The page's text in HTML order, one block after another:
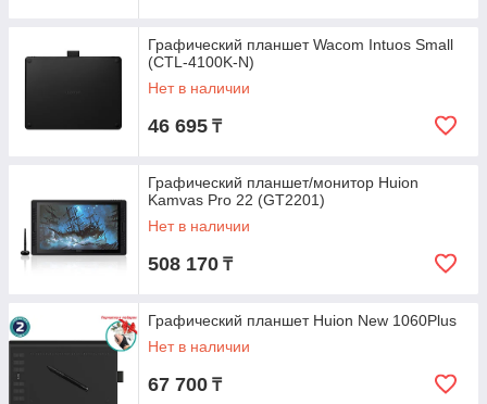
Графический планшет Wacom Intuos Small
(CTL-4100K-N)
Нет в наличии
46 695 ₸
Графический планшет/монитор Huion
Kamvas Pro 22 (GT2201)
Нет в наличии
508 170 ₸
Графический планшет Huion New 1060Plus
Нет в наличии
67 700 ₸